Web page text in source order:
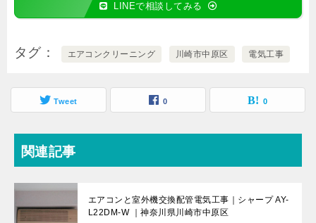
LINEで相談してみる
タグ エアコンクリーニング 川崎市中原区 電気工事
Tweet 0 0
関連記事
エアコンと室外機交換配管電気工事｜シャープ AY-
L22DM-W ｜神奈川県川崎市中原区